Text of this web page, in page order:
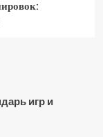
игр и